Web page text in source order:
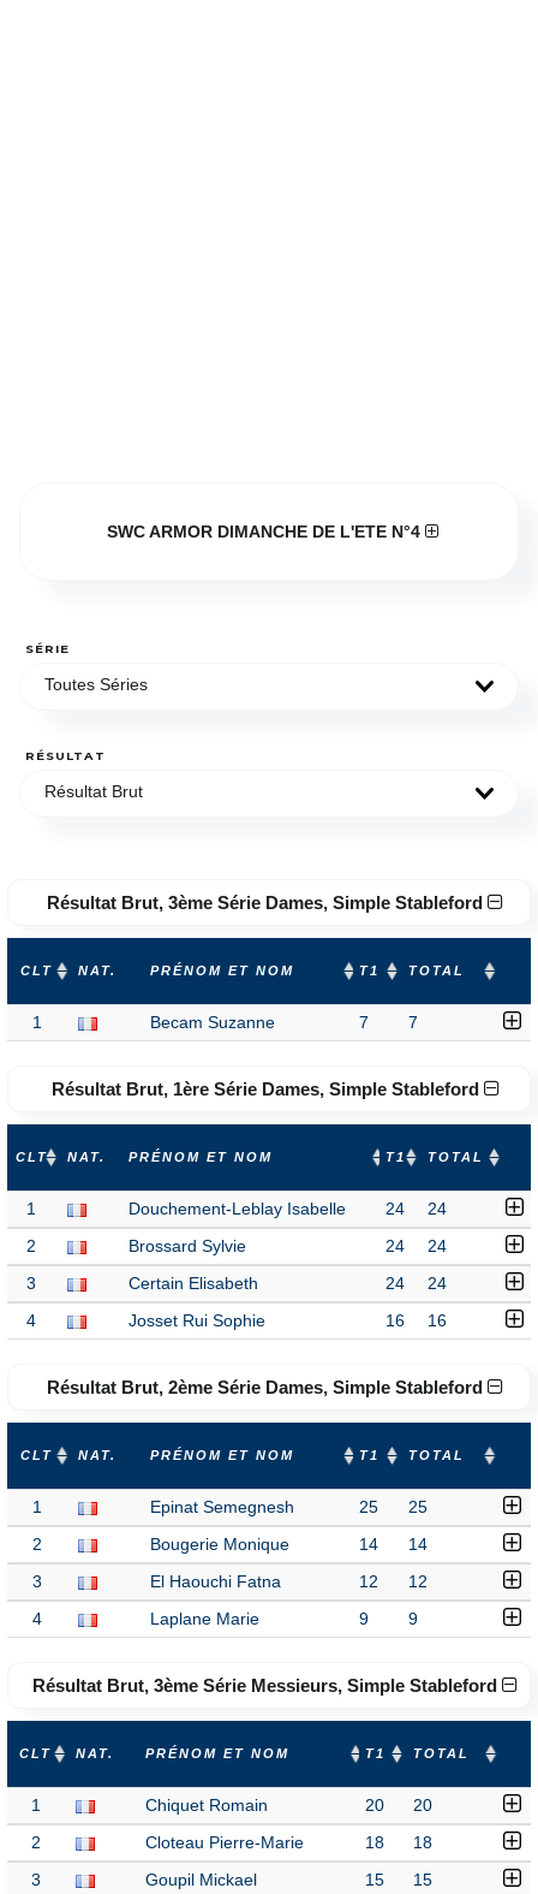
SWC ARMOR DIMANCHE DE L'ETE N°4
SÉRIE
Toutes Séries
RÉSULTAT
Résultat Brut
Résultat Brut, 3ème Série Dames, Simple Stableford
CLT NAT. PRÉNOM ET NOM T1 TOTAL
1 Becam Suzanne 7 7
Résultat Brut, 1ère Série Dames, Simple Stableford
CLT NAT. PRÉNOM ET NOM T1 TOTAL
1 Douchement-Leblay Isabelle 24 24
2 Brossard Sylvie 24 24
3 Certain Elisabeth 24 24
4 Josset Rui Sophie 16 16
Résultat Brut, 2ème Série Dames, Simple Stableford
CLT NAT. PRÉNOM ET NOM T1 TOTAL
1 Epinat Semegnesh 25 25
2 Bougerie Monique 14 14
3 El Haouchi Fatna 12 12
4 Laplane Marie 9 9
Résultat Brut, 3ème Série Messieurs, Simple Stableford
CLT NAT. PRÉNOM ET NOM T1 TOTAL
1 Chiquet Romain 20 20
2 Cloteau Pierre-Marie 18 18
3 Goupil Mickael 15 15